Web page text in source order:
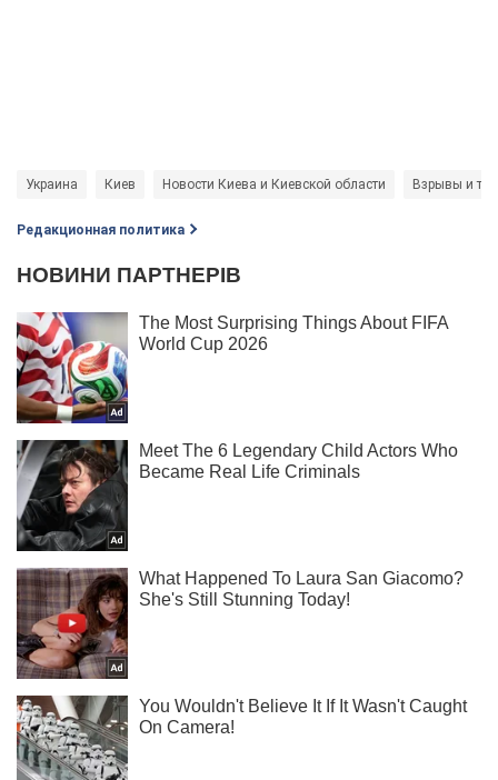
Украина Киев Новости Киева и Киевской области Взрывы и
Редакционная политика